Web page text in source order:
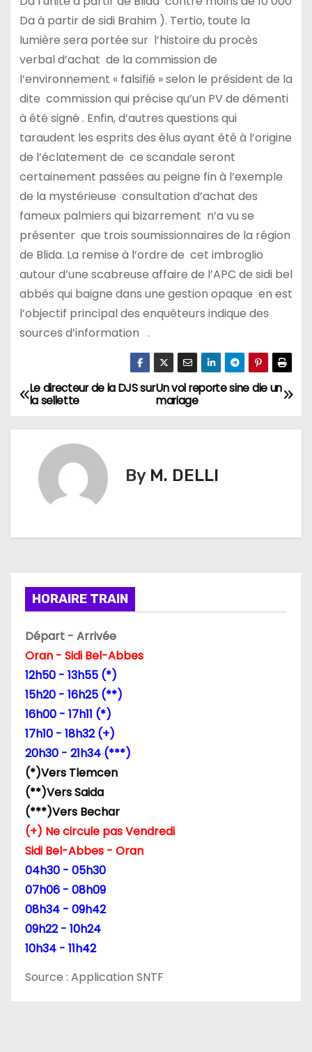
Da à partir de sidi Brahim ). Tertio, toute la
lumière sera portée sur l’histoire du procès
verbal d’achat de la commission de
l’environnement « falsifié » selon le président de la
dite commission qui précise qu’un PV de démenti
à été signé . Enfin, d’autres questions qui
taraudent les esprits des élus ayant été à l’origine
de l’éclatement de ce scandale seront
certainement passées au peigne fin à l’exemple
de la mystérieuse consultation d’achat des
fameux palmiers qui bizarrement n’a vu se
présenter que trois soumissionnaires de la région
de Blida. La remise à l’ordre de cet imbroglio
autour d’une scabreuse affaire de l’APC de sidi bel
abbés qui baigne dans une gestion opaque en est
l’objectif principal des enquêteurs indique des
sources d’information .
N
a
a
o
n
d
e
a
r
t
c
e
Un vol reporte sine die un
mariage
Le directeur de la DJS sur
la sellette
By M. DELLI
HORAIRE TRAIN
Départ - Arrivée
Oran - Sidi Bel-Abbes
12h50 - 13h55 (*)
15h20 - 16h25 (**)
16h00 - 17h11 (*)
17h10 - 18h32 (+)
20h30 - 21h34 (***)
(*)Vers Tlemcen
(**)Vers Saida
(***)Vers Bechar
(+) Ne circule pas Vendredi
Sidi Bel-Abbes - Oran
04h30 - 05h30
07h06 - 08h09
08h34 - 09h42
09h22 - 10h24
10h34 - 11h42
Source : Application SNTF